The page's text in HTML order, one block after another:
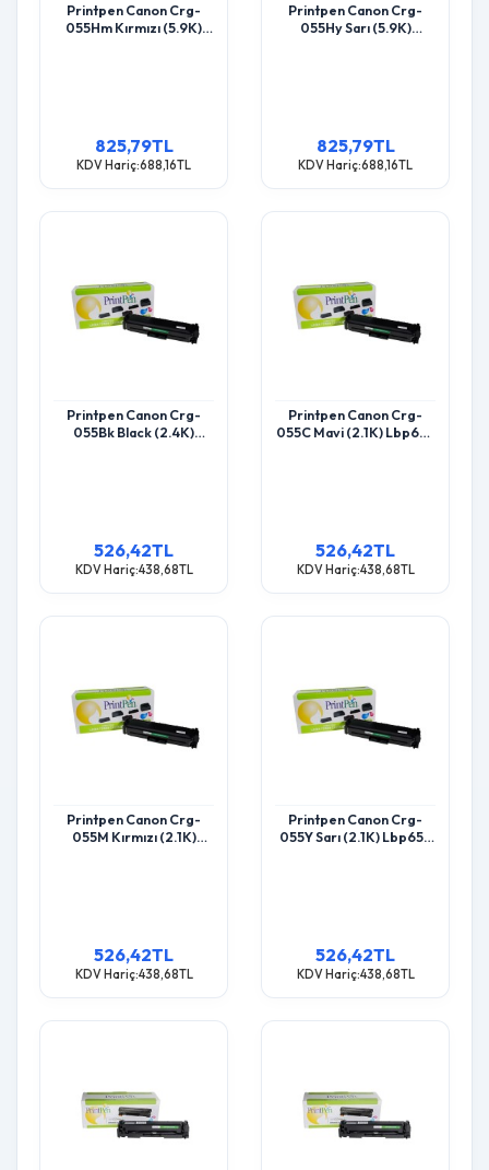
Printpen Canon Crg-
055Hm Kırmızı (5.9K)
825,79TL
KDV Hariç:688,16TL
Printpen Canon Crg-
055Hy Sarı (5.9K)
825,79TL
KDV Hariç:688,16TL
Printpen Canon Crg-
055Bk Black (2.4K)
526,42TL
KDV Hariç:438,68TL
Printpen Canon Crg-
055C Mavi (2.1K) Lbp653
526,42TL
KDV Hariç:438,68TL
Printpen Canon Crg-
055M Kırmızı (2.1K)
526,42TL
KDV Hariç:438,68TL
Printpen Canon Crg-
055Y Sarı (2.1K) Lbp653
526,42TL
KDV Hariç:438,68TL